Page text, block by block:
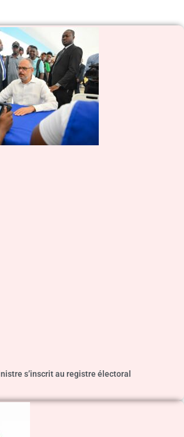
s’inscrit au registre électoral